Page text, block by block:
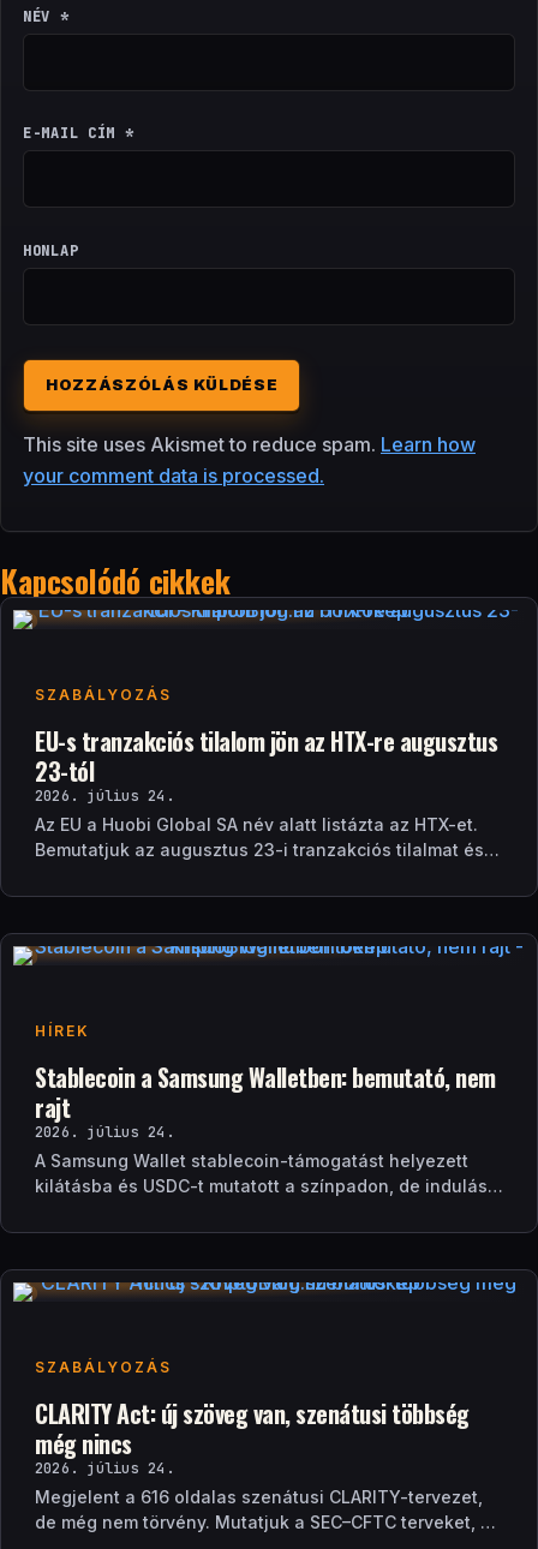
NÉV *
E-MAIL CÍM *
HONLAP
This site uses Akismet to reduce spam. Learn how
your comment data is processed.
Kapcsolódó cikkek
SZABÁLYOZÁS
EU-s tranzakciós tilalom jön az HTX-re augusztus
23-tól
2026. július 24.
Az EU a Huobi Global SA név alatt listázta az HTX-et.
Bemutatjuk az augusztus 23-i tranzakciós tilalmat és a
HÍREK
Stablecoin a Samsung Walletben: bemutató, nem
rajt
2026. július 24.
A Samsung Wallet stablecoin-támogatást helyezett
kilátásba és USDC-t mutatott a színpadon, de indulási
SZABÁLYOZÁS
CLARITY Act: új szöveg van, szenátusi többség
még nincs
2026. július 24.
Megjelent a 616 oldalas szenátusi CLARITY-tervezet,
de még nem törvény. Mutatjuk a SEC–CFTC terveket, a